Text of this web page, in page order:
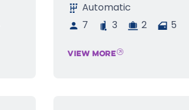
Automatic
7
3 2 5
VIEW MORE